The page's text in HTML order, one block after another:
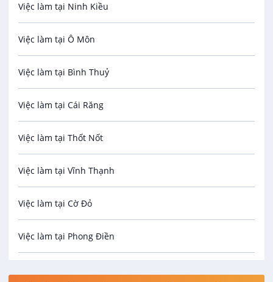
Bảo Vệ
An toàn lao động
Bảo hiểm
Biên phiên dịch
Bưu chính viễn thông
Cơ khí
Công nghệ sinh học
Công nghệ thực phẩm
Điện / Điện tử / Điện lạnh
Việc làm tại Ninh Kiều
Việc làm tại Ô Môn
Việc làm tại Bình Thuỷ
Việc làm tại Cái Răng
Việc làm tại Thốt Nốt
Việc làm tại Vĩnh Thạnh
Việc làm tại Cờ Đỏ
Việc làm tại Phong Điền